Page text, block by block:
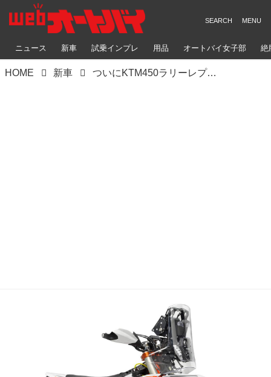
ニュース 新車 試乗インプレ 用品 オートバイ女子部 絶
HOME 新車 ついにKTM450ラリーレプリカがフルモデルチェンジ